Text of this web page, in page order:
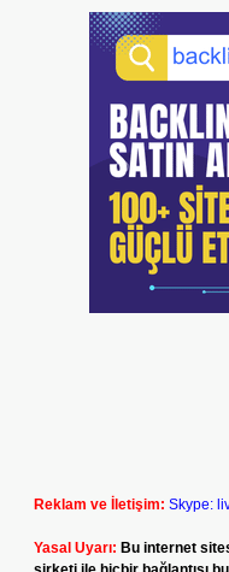
Reklam ve İletişim: Skype:
Yasal Uyarı: Bu internet